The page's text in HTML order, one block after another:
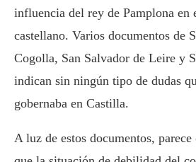
influencia del rey de Pamplona en
castellano. Varios documentos de
Cogolla, San Salvador de Leire y
indican sin ningún tipo de dudas
gobernaba en Castilla.
A luz de estos documentos,